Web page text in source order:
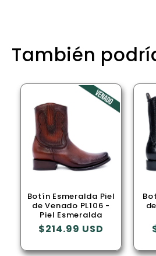
También
Botín Esmeralda Piel
de Venado PL106 -
Piel Esmeralda
Precio
$214.99 USD